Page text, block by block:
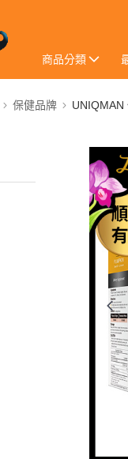
商品分類
保健品牌 UNIQMAN